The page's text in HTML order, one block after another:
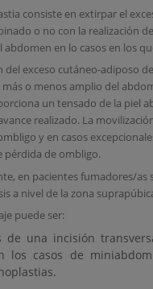
consiste en extirpar el
o no con la realización
en lo casos en los
del exceso cutáneo-adiposo
o menos amplio del
un tensado de la piel
realizado. La
y en casos
pérdida de ombligo.
en pacientes fumadores/
a nivel de la zona
puede ser:
de una incisión
los casos de